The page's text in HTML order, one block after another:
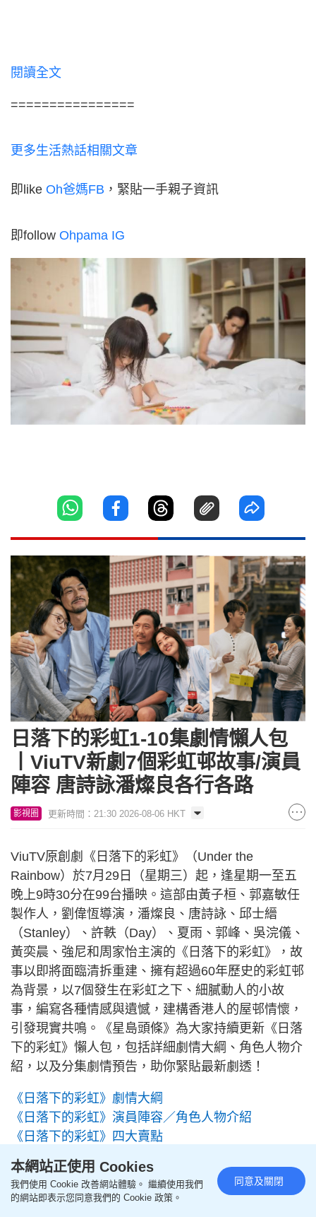
閱讀全文
================
更多生活熱話相關文章
即like Oh爸媽FB ，緊貼一手親子資訊
即follow Ohpama IG
日落下的彩虹1-10集劇情懶人包
丨ViuTV新劇7個彩虹邨故事/演員
陣容 唐詩詠潘燦良各行各路
影視圈 更新時間：21:30 2026-08-06 HKT
ViuTV原創劇《日落下的彩虹》（Under the
Rainbow）於7月29日（星期三）起，逢星期一至五
晚上9時30分在99台播映。這部由黃子桓、郭嘉敏任
製作人，劉偉恆導演，潘燦良、唐詩詠、邱士縉
（Stanley）、許軼（Day）、夏雨、郭峰、吳浣儀、
黃奕晨、強尼和周家怡主演的《日落下的彩虹》，故
事以即將面臨清拆重建、擁有超過60年歷史的彩虹邨
為背景，以7個發生在彩虹之下、細膩動人的小故
事，編寫各種情感與遺憾，建構香港人的屋邨情懷，
引發現實共鳴。《星島頭條》為大家持續更新《日落
下的彩虹》懶人包，包括詳細劇情大綱、角色人物介
紹，以及分集劇情預告，助你緊貼最新劇透！
《日落下的彩虹》劇情大綱
《日落下的彩虹》演員陣容／角色人物介紹
《日落下的彩虹》四大賣點
《日落下的彩虹》精彩劇照
《日落下的彩虹》1-5集劇情
《日落下的彩虹》6-10集劇情
本網站正使用 Cookies
我們使用 Cookie 改善網站體驗。 繼續使用我們
的網站即表示您同意我們的 Cookie 政策。
同意及關閉